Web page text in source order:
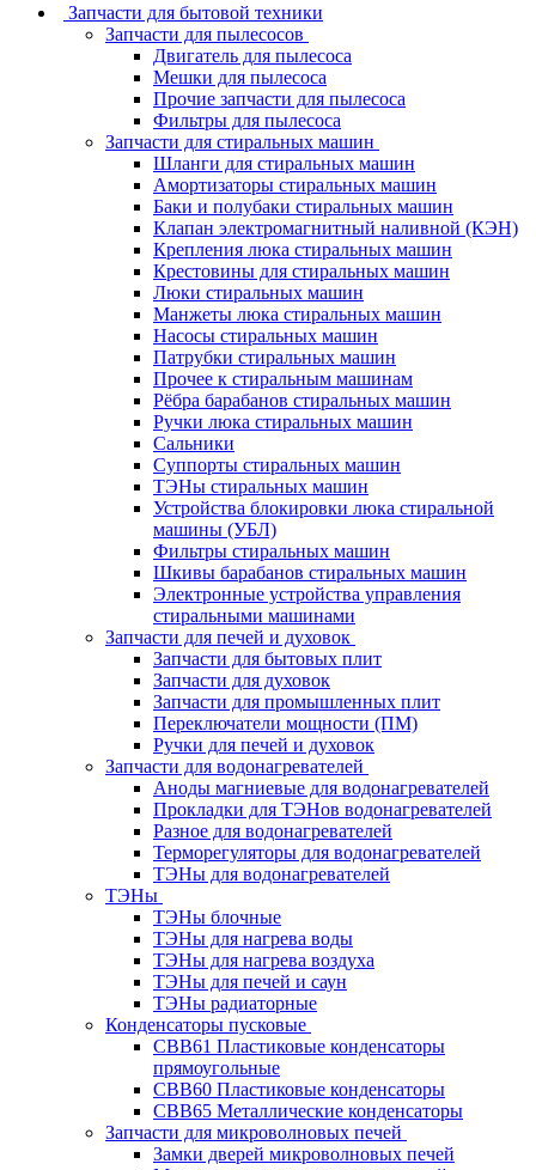
Запчасти для бытовой техники
Запчасти для пылесосов
Двигатель для пылесоса
Мешки для пылесоса
Прочие запчасти для пылесоса
Фильтры для пылесоса
Запчасти для стиральных машин
Шланги для стиральных машин
Амортизаторы стиральных машин
Баки и полубаки стиральных машин
Клапан электромагнитный наливной (КЭН)
Крепления люка стиральных машин
Крестовины для стиральных машин
Люки стиральных машин
Манжеты люка стиральных машин
Насосы стиральных машин
Патрубки стиральных машин
Прочее к стиральным машинам
Рёбра барабанов стиральных машин
Ручки люка стиральных машин
Сальники
Суппорты стиральных машин
ТЭНы стиральных машин
Устройства блокировки люка стиральной
машины (УБЛ)
Фильтры стиральных машин
Шкивы барабанов стиральных машин
Электронные устройства управления
стиральными машинами
Запчасти для печей и духовок
Запчасти для бытовых плит
Запчасти для духовок
Запчасти для промышленных плит
Переключатели мощности (ПМ)
Ручки для печей и духовок
Запчасти для водонагревателей
Аноды магниевые для водонагревателей
Прокладки для ТЭНов водонагревателей
Разное для водонагревателей
Терморегуляторы для водонагревателей
ТЭНы для водонагревателей
ТЭНы
ТЭНы блочные
ТЭНы для нагрева воды
ТЭНы для нагрева воздуха
ТЭНы для печей и саун
ТЭНы радиаторные
Конденсаторы пусковые
CBB61 Пластиковые конденсаторы
прямоугольные
CBB60 Пластиковые конденсаторы
CBB65 Металлические конденсаторы
Запчасти для микроволновых печей
Замки дверей микроволновых печей